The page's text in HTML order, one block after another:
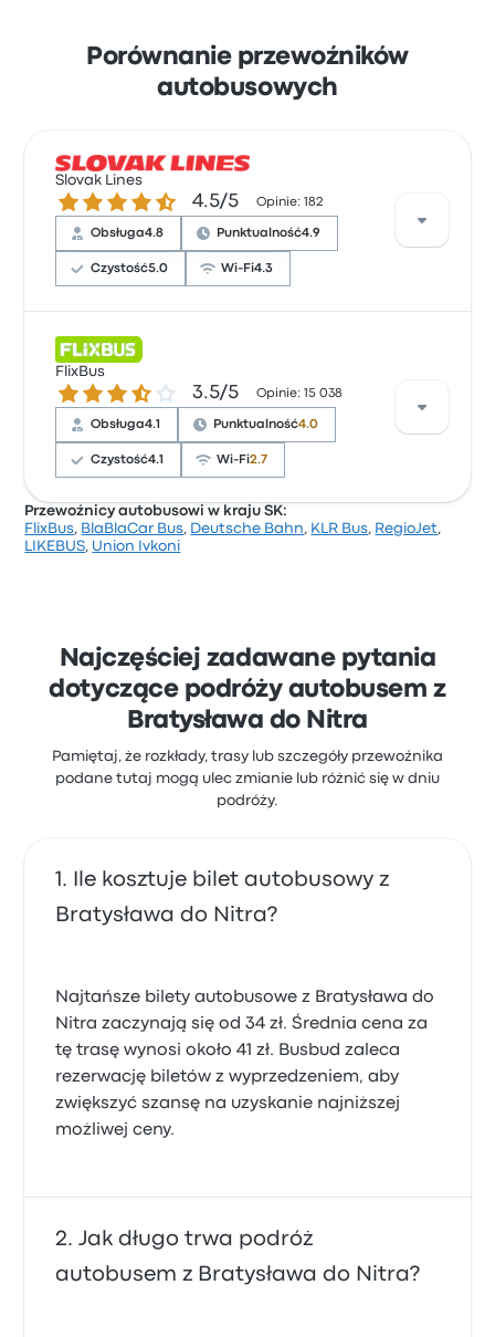
Porównanie przewoźników
autobusowych
Slovak Lines
4.5 gwiazdek w skali do 5
4.5/5 Opinie: 182
Obsługa4.8 Punktualność4.9
Czystość5.0 Wi-Fi4.3
Na podstawie 182 opinii firma otrzymała w Busbud
ocenę 4.5 gwiazdek. Podróżni szczególnie chwalili
temperaturę i czystość, ale często narzekali na Wi-
Fi. Ceny biletów Slovak Lines na tę podróż zaczynają
FlixBus
3.5 gwiazdek w skali do 5
3.5/5 Opinie: 15 038
Obsługa4.1 Punktualność4.0
Czystość4.1 Wi-Fi2.7
Na podstawie 15038 opinii firma otrzymała w Busbud
Przewoźnicy autobusowi w kraju SK:
FlixBus, BlaBlaCar Bus, Deutsche Bahn, KLR Bus, RegioJet,
LIKEBUS, Union Ivkoni
Najczęściej zadawane pytania
dotyczące podróży autobusem z
Bratysława do Nitra
Pamiętaj, że rozkłady, trasy lub szczegóły przewoźnika
podane tutaj mogą ulec zmianie lub różnić się w dniu
podróży.
Ile kosztuje bilet autobusowy z
Bratysława do Nitra?
Najtańsze bilety autobusowe z Bratysława do
Nitra zaczynają się od 34 zł. Średnia cena za
tę trasę wynosi około 41 zł. Busbud zaleca
rezerwację biletów z wyprzedzeniem, aby
zwiększyć szansę na uzyskanie najniższej
możliwej ceny.
Jak długo trwa podróż
autobusem z Bratysława do Nitra?